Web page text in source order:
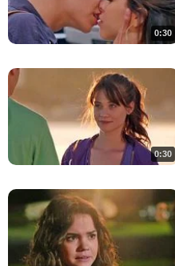
0:30
0:30